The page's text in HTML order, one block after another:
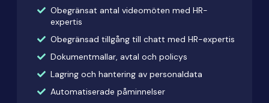
Obegränsat antal videomöten med HR-
expertis
Obegränsad tillgång till chatt med HR-expertis
Dokumentmallar, avtal och policys
Lagring och hantering av personaldata
Automatiserade påminnelser